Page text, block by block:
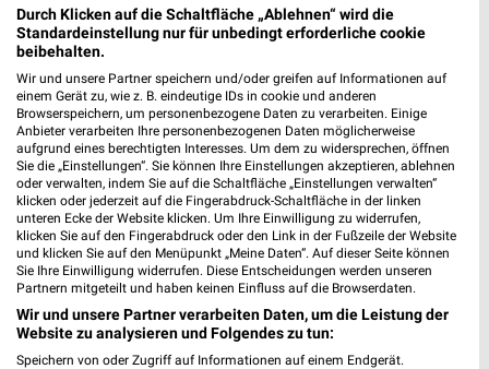
Memmingen
Noch mehr Angebote in
der weekli App!
Durch Klicken auf die Schaltfläche „Ablehnen“ wird die
Standardeinstellung nur für unbedingt erforderliche cookie
beibehalten.
Wir und unsere Partner speichern und/oder greifen auf Informationen auf
einem Gerät zu, wie z. B. eindeutige IDs in cookie und anderen
Browserspeichern, um personenbezogene Daten zu verarbeiten. Einige
Anbieter verarbeiten Ihre personenbezogenen Daten möglicherweise
aufgrund eines berechtigten Interesses. Um dem zu widersprechen, öffnen
Sie die „Einstellungen“. Sie können Ihre Einstellungen akzeptieren, ablehnen
oder verwalten, indem Sie auf die Schaltfläche „Einstellungen verwalten“
klicken oder jederzeit auf die Fingerabdruck-Schaltfläche in der linken
unteren Ecke der Website klicken. Um Ihre Einwilligung zu widerrufen,
klicken Sie auf den Fingerabdruck oder den Link in der Fußzeile der Website
und klicken Sie auf den Menüpunkt „Meine Daten“. Auf dieser Seite können
Sie Ihre Einwilligung widerrufen. Diese Entscheidungen werden unseren
Partnern mitgeteilt und haben keinen Einfluss auf die Browserdaten.
Wir und unsere Partner verarbeiten Daten, um die Leistung der
Website zu analysieren und Folgendes zu tun:
Speichern von oder Zugriff auf Informationen auf einem Endgerät.